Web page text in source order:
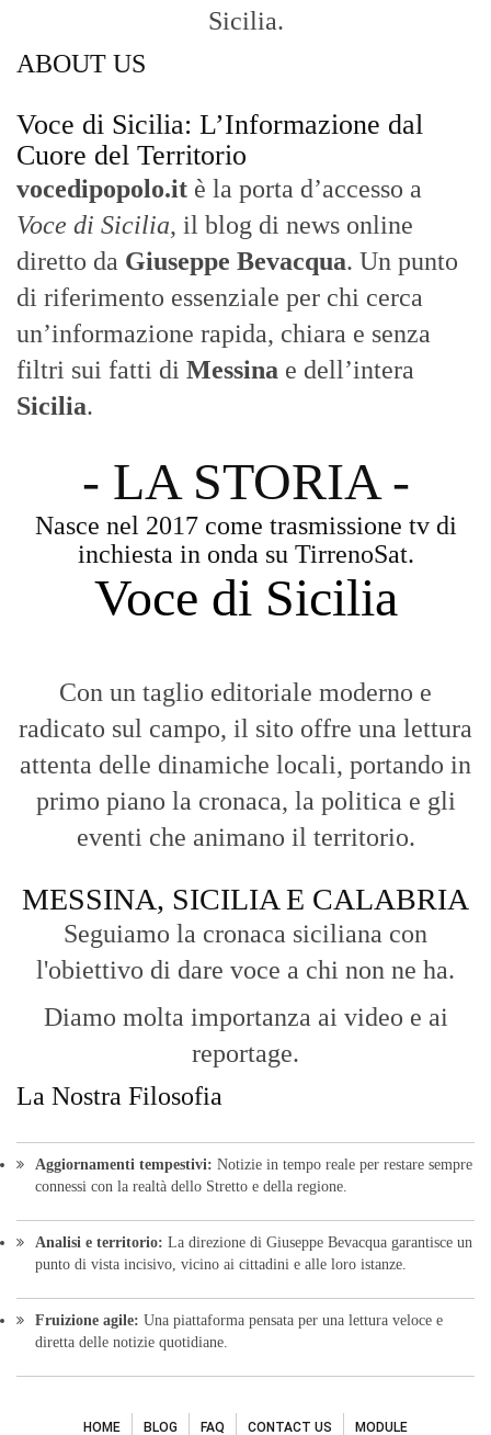
Sicilia.
ABOUT US
Voce di Sicilia: L’Informazione dal
Cuore del Territorio
vocedipopolo.it è la porta d’accesso a
Voce di Sicilia, il blog di news online
diretto da Giuseppe Bevacqua. Un punto
di riferimento essenziale per chi cerca
un’informazione rapida, chiara e senza
filtri sui fatti di Messina e dell’intera
Sicilia.
- LA STORIA -
Nasce nel 2017 come trasmissione tv di
inchiesta in onda su TirrenoSat.
Voce di Sicilia
Con un taglio editoriale moderno e
radicato sul campo, il sito offre una lettura
attenta delle dinamiche locali, portando in
primo piano la cronaca, la politica e gli
eventi che animano il territorio.
MESSINA, SICILIA E CALABRIA
Seguiamo la cronaca siciliana con
l'obiettivo di dare voce a chi non ne ha.
Diamo molta importanza ai video e ai
reportage.
La Nostra Filosofia
Aggiornamenti tempestivi: Notizie in tempo reale per restare sempre
connessi con la realtà dello Stretto e della regione.
Analisi e territorio: La direzione di Giuseppe Bevacqua garantisce un
punto di vista incisivo, vicino ai cittadini e alle loro istanze.
Fruizione agile: Una piattaforma pensata per una lettura veloce e
diretta delle notizie quotidiane.
HOME BLOG FAQ CONTACT US MODULE